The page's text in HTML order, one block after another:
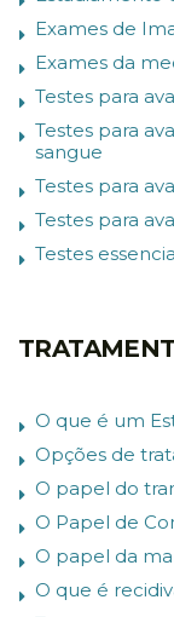
Exames de
Exames da
Testes para
Testes para
sangue
Testes para
Testes para
Testes
O que é um
Opções de
O papel do
O Papel de
O papel da
O que é